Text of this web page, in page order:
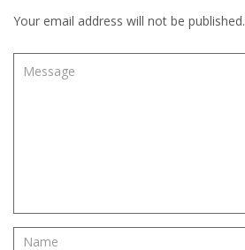
Your email address will not be published.